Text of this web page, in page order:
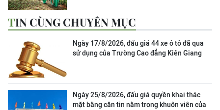
TIN CÙNG CHUYÊN MỤC
Ngày 17/8/2026, đấu giá 44 xe ô tô đã qua
sử dụng của Trường Cao đẳng Kiên Giang
Ngày 25/8/2026, đấu giá quyền khai thác
mặt bằng căn tin nằm trong khuôn viên của